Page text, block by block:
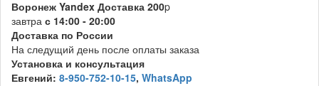
Воронеж Yandex Доставка 200p
завтра с 14:00 - 20:00
Доставка по России
На следущий день после оплаты заказа
Установка и консультация
Евгений: 8-950-752-10-15, WhatsApp